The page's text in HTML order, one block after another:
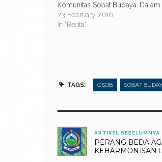
Komunitas Sobat Budaya. Dalam
rangka meningkatan kesadaran
masyarakat akan pentingnya
Week akan berlangsung setiap
23 February 2016
In "Berita"
TAGS: GSDB SOBAT
ARTIKEL SEBELUMNYA
PERANG BEDA
KEHARMONISAN